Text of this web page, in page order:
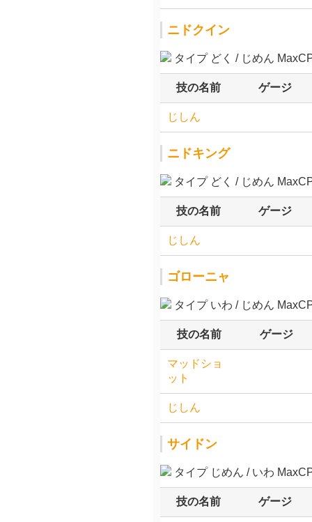
ニドクイン
タイプ どく / じめん
技の名前 ゲージ
じしん
ニドキング
タイプ どく / じめん
技の名前 ゲージ
じしん
ゴローニャ
タイプ いわ / じめん
技の名前 ゲージ
マッドショ
ット
じしん
サイドン
タイプ じめん / いわ
技の名前 ゲージ